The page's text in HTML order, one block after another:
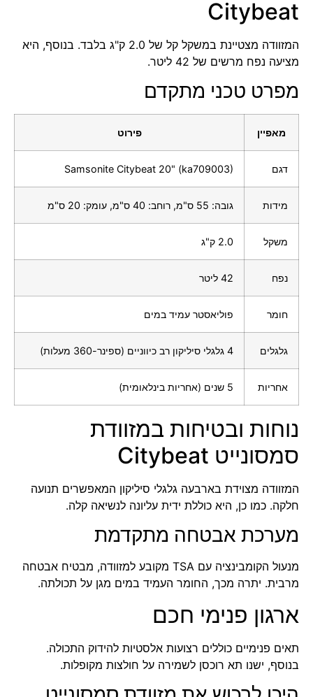
Citybeat
המזוודה מצטיינת במשקל קל של 2.0 ק"ג בלבד. בנוסף, היא
מציעה נפח מרשים של 42 ליטר.
מפרט טכני מתקדם
מאפיין פירוט
דגם Samsonite Citybeat 20" (ka709003)
מידות גובה: 55 ס"מ, רוחב: 40 ס"מ, עומק: 20 ס"מ
משקל 2.0 ק"ג
נפח 42 ליטר
חומר פוליאסטר עמיד במים
גלגלים 4 גלגלי סיליקון רב כיווניים (ספינר-360 מעלות)
אחריות 5 שנים (אחריות בינלאומית)
נוחות ובטיחות במזוודת
סמסונייט Citybeat
המזוודה מצוידת בארבעה גלגלי סיליקון המאפשרים תנועה
חלקה. כמו כן, היא כוללת ידית עליונה לנשיאה קלה.
מערכת אבטחה מתקדמת
מנעול הקומבינציה עם TSA מקובע למזוודה, מבטיח אבטחה
מרבית. יתרה מכך, החומר העמיד במים מגן על תכולתה.
ארגון פנימי חכם
תאים פנימיים כוללים רצועות אלסטיות להידוק התכולה.
בנוסף, ישנו תא רוכסן לשמירה על חולצות מקופלות.